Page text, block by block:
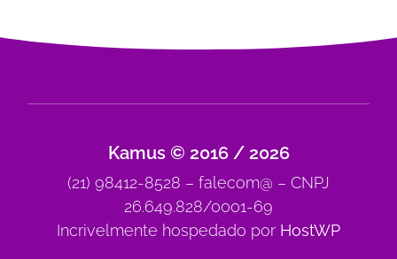
Kamus © 2016 / 2026
(21) 98412-8528 – falecom@ – CNPJ
26.649.828/0001-69
Incrivelmente hospedado por HostWP